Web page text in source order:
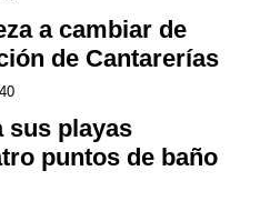
a cambiar de
de Cantarerías
sus playas
puntos de baño